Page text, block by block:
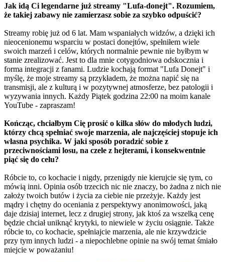
Jak idą Ci legendarne już streamy "Lufa-donejt". Rozumiem,
że takiej zabawy nie zamierzasz sobie za szybko odpuścić?
Streamy robię już od 6 lat. Mam wspaniałych widzów, a dzięki ich
nieocenionemu wsparciu w postaci donejtów, spełniłem wiele
swoich marzeń i celów, których normalnie pewnie nie byłbym w
stanie zrealizować. Jest to dla mnie cotygodniowa odskocznia i
forma integracji z fanami. Ludzie kochają format "Lufa Donejt" i
myślę, że moje streamy są przykładem, że można napić się na
transmisji, ale z kulturą i w pozytywnej atmosferze, bez patologii i
wyzywania innych. Każdy Piątek godzina 22:00 na moim kanale
YouTube - zapraszam!
Kończąc, chciałbym Cię prosić o kilka słów do młodych ludzi,
którzy chcą spełniać swoje marzenia, ale najczęściej stopuje ich
własna psychika. W jaki sposób poradzić sobie z
przeciwnościami losu, na czele z hejterami, i konsekwentnie
piąć się do celu?
Róbcie to, co kochacie i nigdy, przenigdy nie kierujcie się tym, co
mówią inni. Opinia osób trzecich nic nie znaczy, bo żadna z nich nie
założy twoich butów i życia za ciebie nie przeżyje. Każdy jest
mądry i chętny do oceniania z perspektywy anonimowości, jaką
daje dzisiaj internet, lecz z drugiej strony, jak ktoś za wszelką cenę
będzie chciał uniknąć krytyki, to niewiele w życiu osiągnie. Także
róbcie to, co kochacie, spełniajcie marzenia, ale nie krzywdzicie
przy tym innych ludzi - a niepochlebne opinie na swój temat śmiało
miejcie w poważaniu!